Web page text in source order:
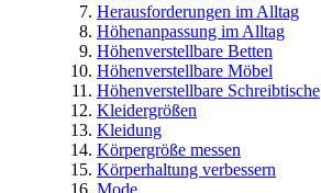
Herausforderungen im Alltag
Höhenanpassung im Alltag
Höhenverstellbare Betten
Höhenverstellbare Möbel
Höhenverstellbare Schreibtische
Kleidergrößen
Kleidung
Körpergröße messen
Körperhaltung verbessern
Mode